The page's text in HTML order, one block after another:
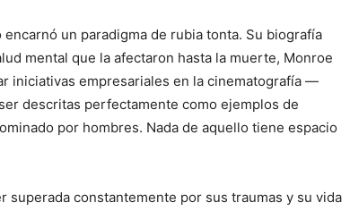
un paradigma de rubia tonta. Su biografía
mental que la afectaron hasta la muerte, Monroe
iniciativas empresariales en la cinematografía —
descritas perfectamente como ejemplos de
por hombres. Nada de aquello tiene espacio
superada constantemente por sus traumas y su vida